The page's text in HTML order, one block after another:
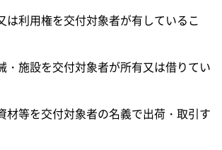
は利用権を交付対象者が有しているこ
・施設を交付対象者が所有又は借りてい
材等を交付対象者の名義で出荷・取引す